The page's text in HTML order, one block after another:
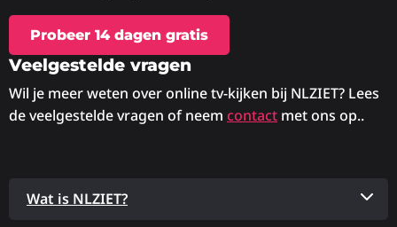
Probeer 14 dagen gratis
Veelgestelde vragen
Wil je meer weten over online tv-kijken bij NLZIET? Lees
de veelgestelde vragen of neem contact met ons op..
Wat is NLZIET?